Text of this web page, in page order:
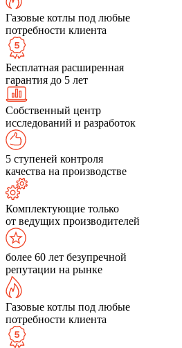
Газовые котлы под любые
потребности клиента
Бесплатная расширенная
гарантия до 5 лет
Собственный центр
исследований и разработок
5 ступеней контроля
качества на производстве
Комплектующие только
от ведущих производителей
более 60 лет безупречной
репутации на рынке
Газовые котлы под любые
потребности клиента